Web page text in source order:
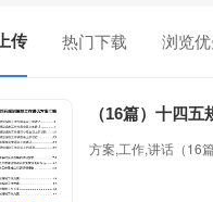
传 热门下载 浏览
（16篇）十四
方案,工作,讲话（16